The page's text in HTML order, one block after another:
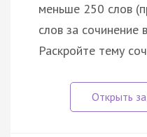
меньше 250 слов
слов за сочинение
Раскройте тему